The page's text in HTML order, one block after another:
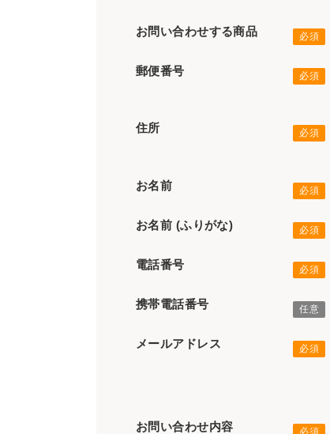
お問い合わせする商品
郵便番号
住所
お名前
お名前 (ふりがな)
電話番号
携帯電話番号
メールアドレス
お問い合わせ内容